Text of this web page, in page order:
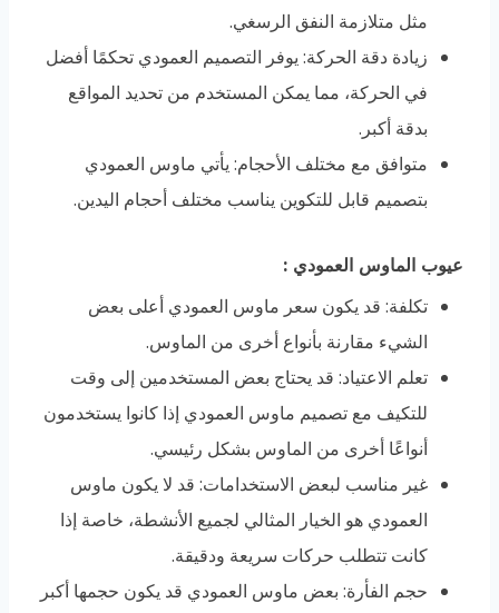
مثل متلازمة النفق الرسغي.
زيادة دقة الحركة: يوفر التصميم العمودي تحكمًا أفضل
في الحركة، مما يمكن المستخدم من تحديد المواقع
بدقة أكبر.
متوافق مع مختلف الأحجام: يأتي ماوس العمودي
بتصميم قابل للتكوين يناسب مختلف أحجام اليدين.
عيوب الماوس العمودي :
تكلفة: قد يكون سعر ماوس العمودي أعلى بعض
الشيء مقارنة بأنواع أخرى من الماوس.
تعلم الاعتياد: قد يحتاج بعض المستخدمين إلى وقت
للتكيف مع تصميم ماوس العمودي إذا كانوا يستخدمون
أنواعًا أخرى من الماوس بشكل رئيسي.
غير مناسب لبعض الاستخدامات: قد لا يكون ماوس
العمودي هو الخيار المثالي لجميع الأنشطة، خاصة إذا
كانت تتطلب حركات سريعة ودقيقة.
حجم الفأرة: بعض ماوس العمودي قد يكون حجمها أكبر